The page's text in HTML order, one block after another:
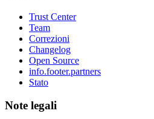
Trust Center
Team
Correzioni
Changelog
Open Source
info.footer.partners
Stato
Note legali